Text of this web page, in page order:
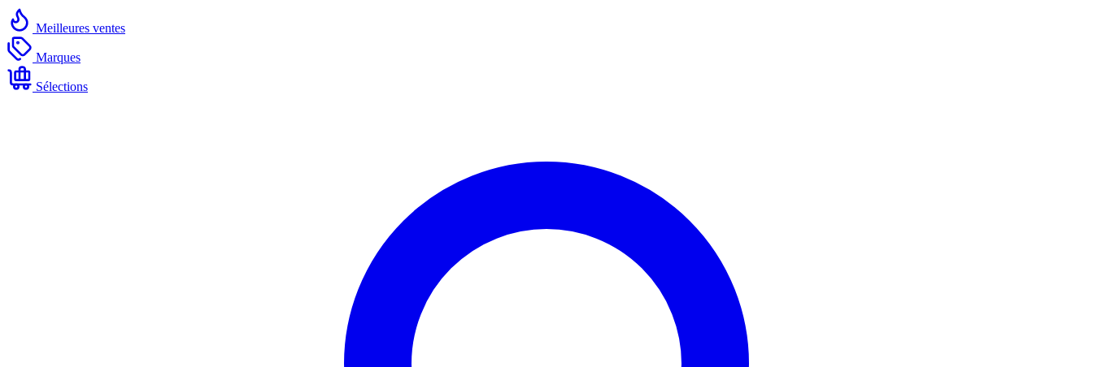
Meilleures ventes
Marques
Sélections